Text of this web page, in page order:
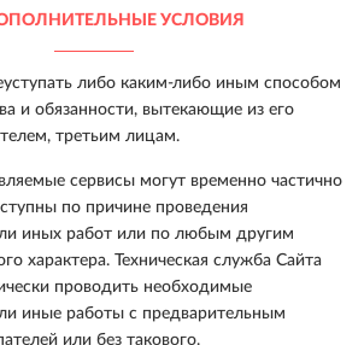
УСЛОВИЯ
либо каким-либо иным способом
и обязанности, вытекающие из его
третьим лицам.
сервисы могут временно частично
по причине проведения
иных работ или по любым другим
характера. Техническая служба Сайта
проводить необходимые
иные работы с предварительным
или без такового.